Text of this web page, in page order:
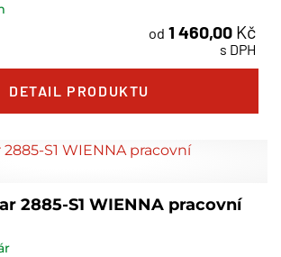
od 1 460,00 Kč
s DPH
DETAIL PRODUKTU
2885-S1 WIENNA pracovní